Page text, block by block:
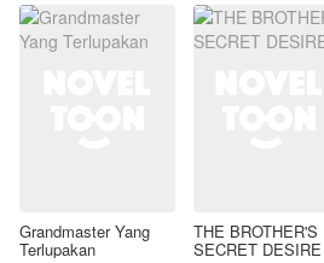
Grandmaster Yang
Terlupakan
THE BROTHER'S
SECRET DESIRE